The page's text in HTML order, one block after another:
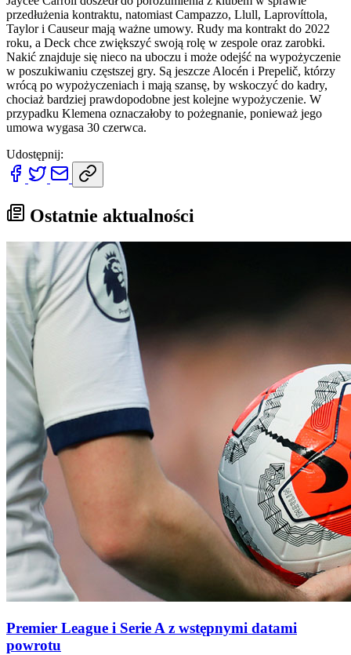
przedłużenia kontraktu, natomiast Campazzo, Llull, Laprovíttola,
Taylor i Causeur mają ważne umowy. Rudy ma kontrakt do 2022
roku, a Deck chce zwiększyć swoją rolę w zespole oraz zarobki.
Nakić znajduje się nieco na uboczu i może odejść na wypożyczenie
w poszukiwaniu częstszej gry. Są jeszcze Alocén i Prepelič, którzy
wrócą po wypożyczeniach i mają szansę, by wskoczyć do kadry,
chociaż bardziej prawdopodobne jest kolejne wypożyczenie. W
przypadku Klemena oznaczałoby to pożegnanie, ponieważ jego
umowa wygasa 30 czerwca.
Udostępnij:
Ostatnie aktualności
Premier League i Serie A z wstępnymi datami
powrotu